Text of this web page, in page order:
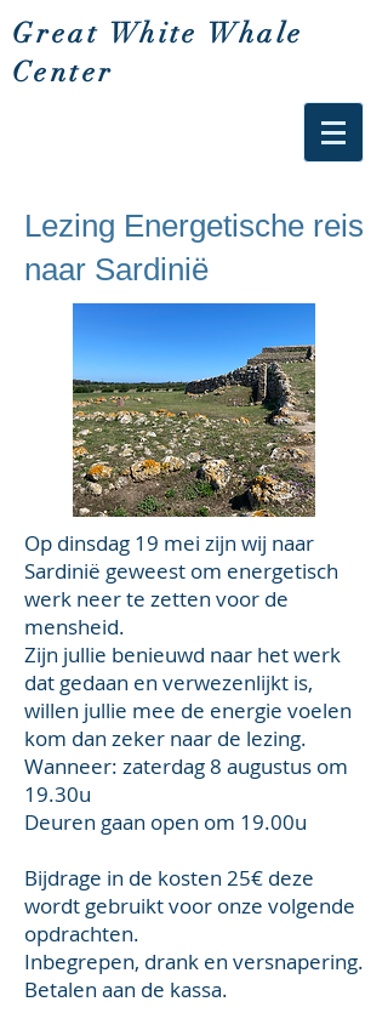
Great White Whale
Center
Lezing Energetische reis
naar Sardinië
Op dinsdag 19 mei zijn wij naar
Sardinië geweest om energetisch
werk neer te zetten voor de
mensheid.
Zijn jullie benieuwd naar het werk
dat gedaan en verwezenlijkt is,
willen jullie mee de energie voelen
kom dan zeker naar de lezing.
Wanneer: zaterdag 8 augustus om
19.30u
Deuren gaan open om 19.00u
Bijdrage in de kosten 25€ deze
wordt gebruikt voor onze volgende
opdrachten.
Inbegrepen, drank en versnapering.
Betalen aan de kassa.